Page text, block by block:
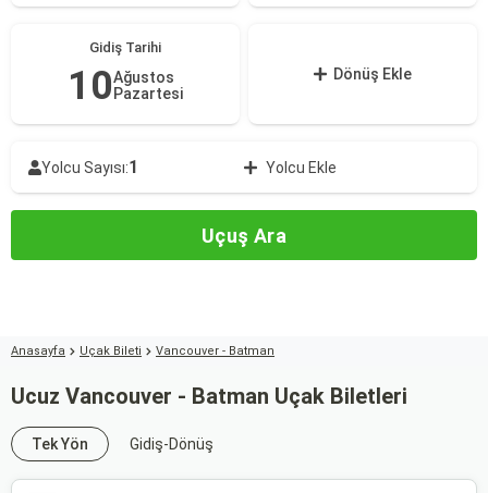
Gidiş Tarihi
10Ağustos
Pazartesi
Dönüş Ekle
Yolcu Sayısı:1 Yolcu Ekle
Uçuş Ara
Anasayfa Uçak Bileti Vancouver - Batman
Ucuz Vancouver - Batman Uçak Biletleri
Tek Yön Gidiş-Dönüş